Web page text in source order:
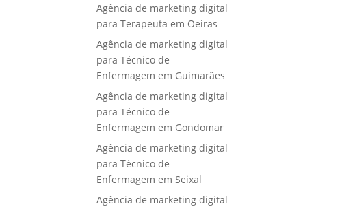
Agência de marketing digital
para Terapeuta em Oeiras
Agência de marketing digital
para Técnico de
Enfermagem em Guimarães
Agência de marketing digital
para Técnico de
Enfermagem em Gondomar
Agência de marketing digital
para Técnico de
Enfermagem em Seixal
Agência de marketing digital